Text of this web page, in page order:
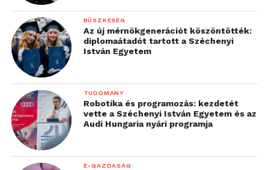
BÜSZKESÉG
Az új mérnökgenerációt köszöntötték:
diplomaátadót tartott a Széchenyi
István Egyetem
TUDOMÁNY
Robotika és programozás: kezdetét
vette a Széchenyi István Egyetem és az
Audi Hungaria nyári programja
E-GAZDASÁG